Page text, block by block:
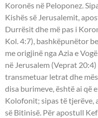
Koronës në Peloponez.
Kishës së Jerusalemit,
Durrësit dhe më pas i
Kol. 4:7), bashkëpunëtor
me origjinë nga Azia e
në Jerusalem (Veprat
transmetuar letrat dhe
disa burimeve, është ai që
Kolofonit; sipas të tjerëve,
së Bitinisë. Për apostull